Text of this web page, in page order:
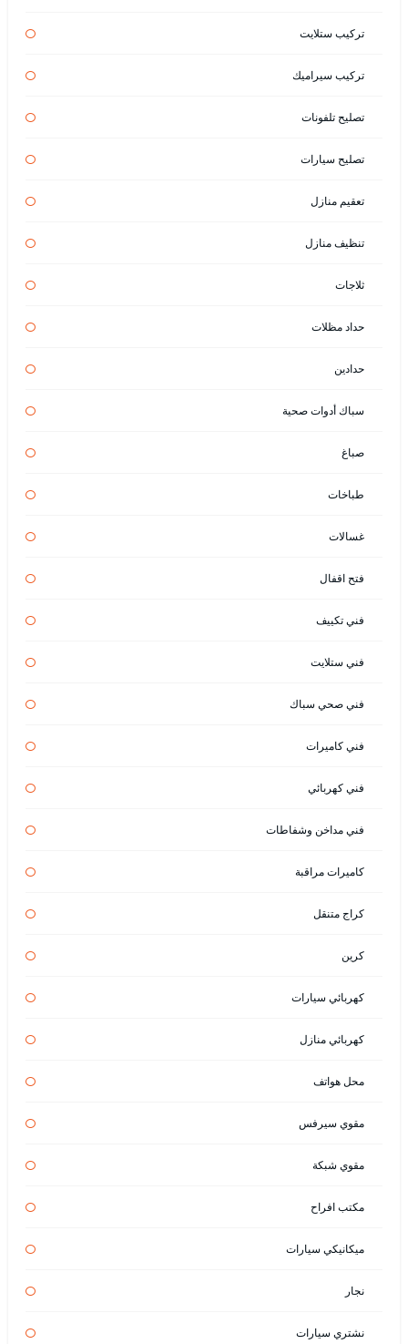
تركيب ستلايت
تركيب سيراميك
تصليح تلفونات
تصليح سيارات
تعقيم منازل
تنظيف منازل
ثلاجات
حداد مظلات
حدادين
سباك أدوات صحية
صباغ
طباخات
غسالات
فتح اقفال
فني تكييف
فني ستلايت
فني صحي سباك
فني كاميرات
فني كهربائي
فني مداخن وشفاطات
كاميرات مراقبة
كراج متنقل
كرين
كهربائي سيارات
كهربائي منازل
محل هواتف
مقوي سيرفس
مقوي شبكة
مكتب افراح
ميكانيكي سيارات
نجار
نشتري سيارات